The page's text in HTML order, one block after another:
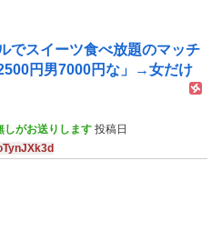
でスイーツ食べ放題のマッチ
円男7000円な」→女だけ
しがお送りします 投稿日